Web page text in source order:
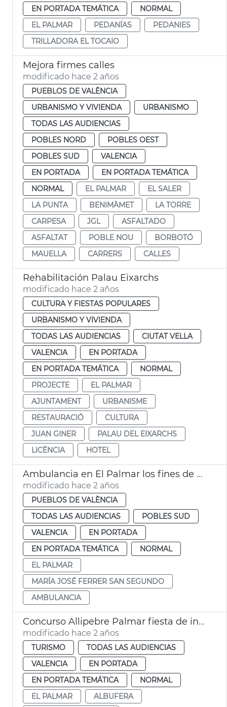
EN PORTADA TEMÁTICA
NORMAL
EL PALMAR
PEDANÍAS
PEDANIES
TRILLADORA EL TOCAIO
Mejora firmes calles
modificado hace 2 años
PUEBLOS DE VALÈNCIA
URBANISMO Y VIVIENDA
URBANISMO
TODAS LAS AUDIENCIAS
POBLES NORD
POBLES OEST
POBLES SUD
VALENCIA
EN PORTADA
EN PORTADA TEMÁTICA
NORMAL
EL PALMAR
EL SALER
LA PUNTA
BENIMÀMET
LA TORRE
CARPESA
JGL
ASFALTADO
ASFALTAT
POBLE NOU
BORBOTÓ
MAUELLA
CARRERS CALLES
Rehabilitación Palau Eixarchs
modificado hace 2 años
CULTURA Y FIESTAS POPULARES
URBANISMO Y VIVIENDA
TODAS LAS AUDIENCIAS
CIUTAT VELLA
VALENCIA
EN PORTADA
EN PORTADA TEMÁTICA
NORMAL
PROJECTE
EL PALMAR
AJUNTAMENT
URBANISME
RESTAURACIÓ
CULTURA
JUAN GINER
PALAU DEL EIXARCHS
LICÈNCIA
HOTEL
Ambulancia en El Palmar los fines de semana
modificado hace 2 años
PUEBLOS DE VALÈNCIA
TODAS LAS AUDIENCIAS
POBLES SUD
VALENCIA
EN PORTADA
EN PORTADA TEMÁTICA
NORMAL
EL PALMAR
MARÍA JOSÉ FERRER SAN SEGUNDO
AMBULANCIA
Concurso Allipebre Palmar fiesta de interés turístico
modificado hace 2 años
TURISMO
TODAS LAS AUDIENCIAS
VALENCIA
EN PORTADA
EN PORTADA TEMÁTICA
NORMAL
EL PALMAR
ALBUFERA